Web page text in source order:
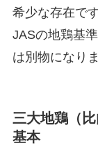
希少な存在で
JASの地鶏基
は別物になりま
三大地鶏（
基本